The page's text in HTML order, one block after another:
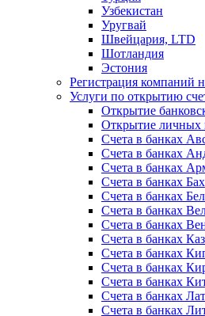
Узбекистан
Уругвай
Швейцария, LTD
Шотландия
Эстония
Регистрация компаний
Услуги по открытию
Открытие
Открытие личных
Счета в банках
Счета в банках
Счета в банках
Счета в банках
Счета в банках
Счета в банках
Счета в банках
Счета в банках
Счета в банках
Счета в банках
Счета в банках
Счета в банках
Счета в банках